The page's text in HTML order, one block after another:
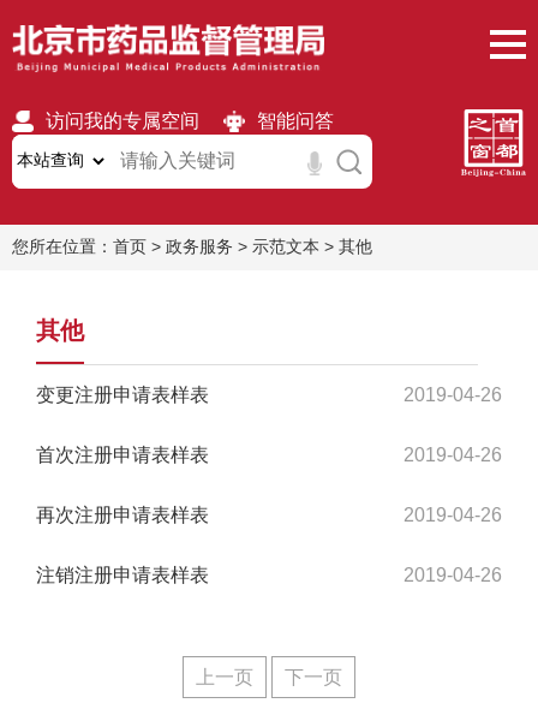
访问我的专属空间 智能问答
无障碍 繁體 移动版
您所在位置： 首页 > 政务服务 > 示范文本 > 其他
其他
变更注册申请表样表 2019-04-26
首次注册申请表样表 2019-04-26
再次注册申请表样表 2019-04-26
注销注册申请表样表 2019-04-26
上一页 下一页